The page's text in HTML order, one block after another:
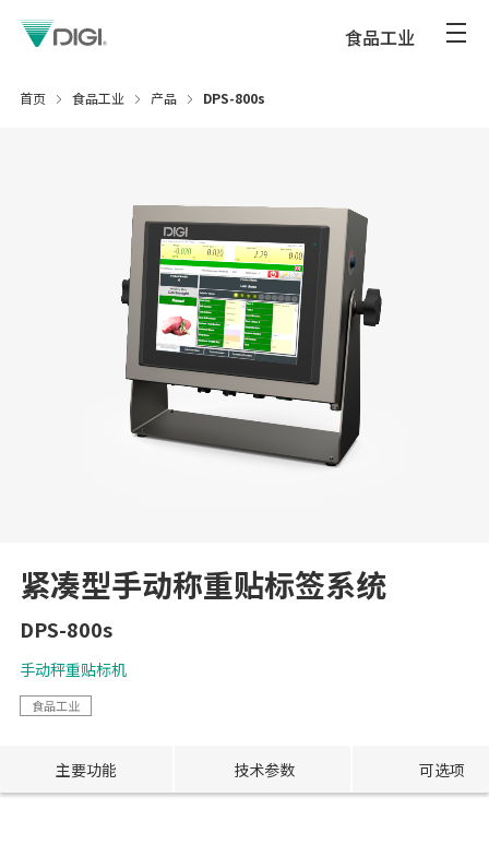
食品工业
首页 食品工业 产品 DPS-800s
紧凑型手动称重贴标签系统
DPS-800s
手动秤重贴标机
食品工业
主要功能 技术参数 可选项